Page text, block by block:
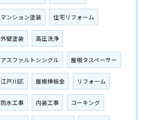
マンション塗装 住宅リフォーム
外壁塗装 高圧洗浄
アスファルトシングル 屋根タスペーサー
江戸川区 屋根棟板金 リフォーム
防水工事 内装工事 コーキング